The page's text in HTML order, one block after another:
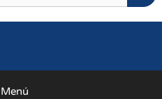
Menú